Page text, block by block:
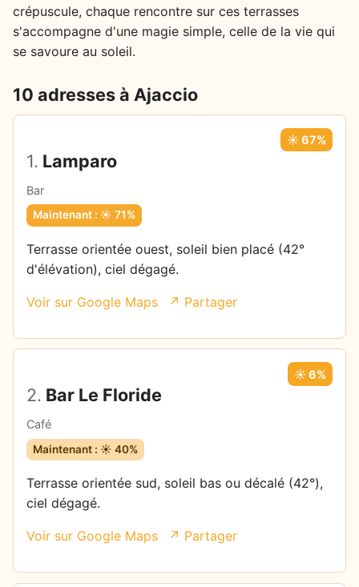
crépuscule, chaque rencontre sur ces terrasses
s'accompagne d'une magie simple, celle de la vie qui
se savoure au soleil.
10 adresses à Ajaccio
1. Lamparo
Bar
☀️ 67%
Maintenant : ☀️ 71%
Terrasse orientée ouest, soleil bien placé (42°
d'élévation), ciel dégagé.
Voir sur Google Maps ↗ Partager
2. Bar Le Floride
Café
☀️ 6%
Maintenant : ☀️ 40%
Terrasse orientée sud, soleil bas ou décalé (42°),
ciel dégagé.
Voir sur Google Maps ↗ Partager